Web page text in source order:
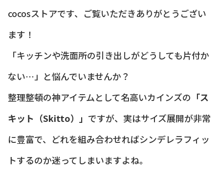
cocosストアです、ご覧いただきありがとうござい
ます！
「キッチンや洗面所の引き出しがどうしても片付か
ない…」と悩んでいませんか？
整理整頓の神アイテムとして名高いカインズの 「ス
キット（Skitto）」 ですが、実はサイズ展開が非常
に豊富で、どれを組み合わせればシンデレラフィッ
トするのか迷ってしまいますよね。